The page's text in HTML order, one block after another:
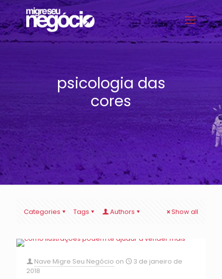
psicologia das
cores
Categories Tags Authors Show all
Nave Migre Seu Negócio on
3 de janeiro de
2018